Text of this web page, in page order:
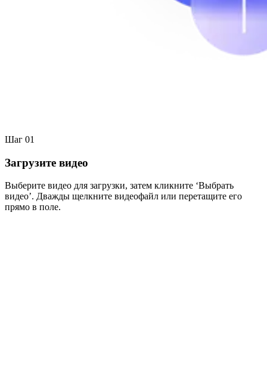
Шаг 01
Загрузите видео
Выберите видео для загрузки, затем кликните ‘Выбрать
видео’. Дважды щелкните видеофайл или перетащите его
прямо в поле.